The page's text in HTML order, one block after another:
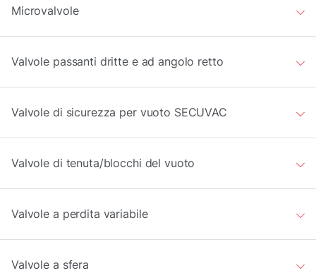
Microvalvole
Valvole passanti dritte e ad angolo retto
Valvole di sicurezza per vuoto SECUVAC
Valvole di tenuta/blocchi del vuoto
Valvole a perdita variabile
Valvole a sfera